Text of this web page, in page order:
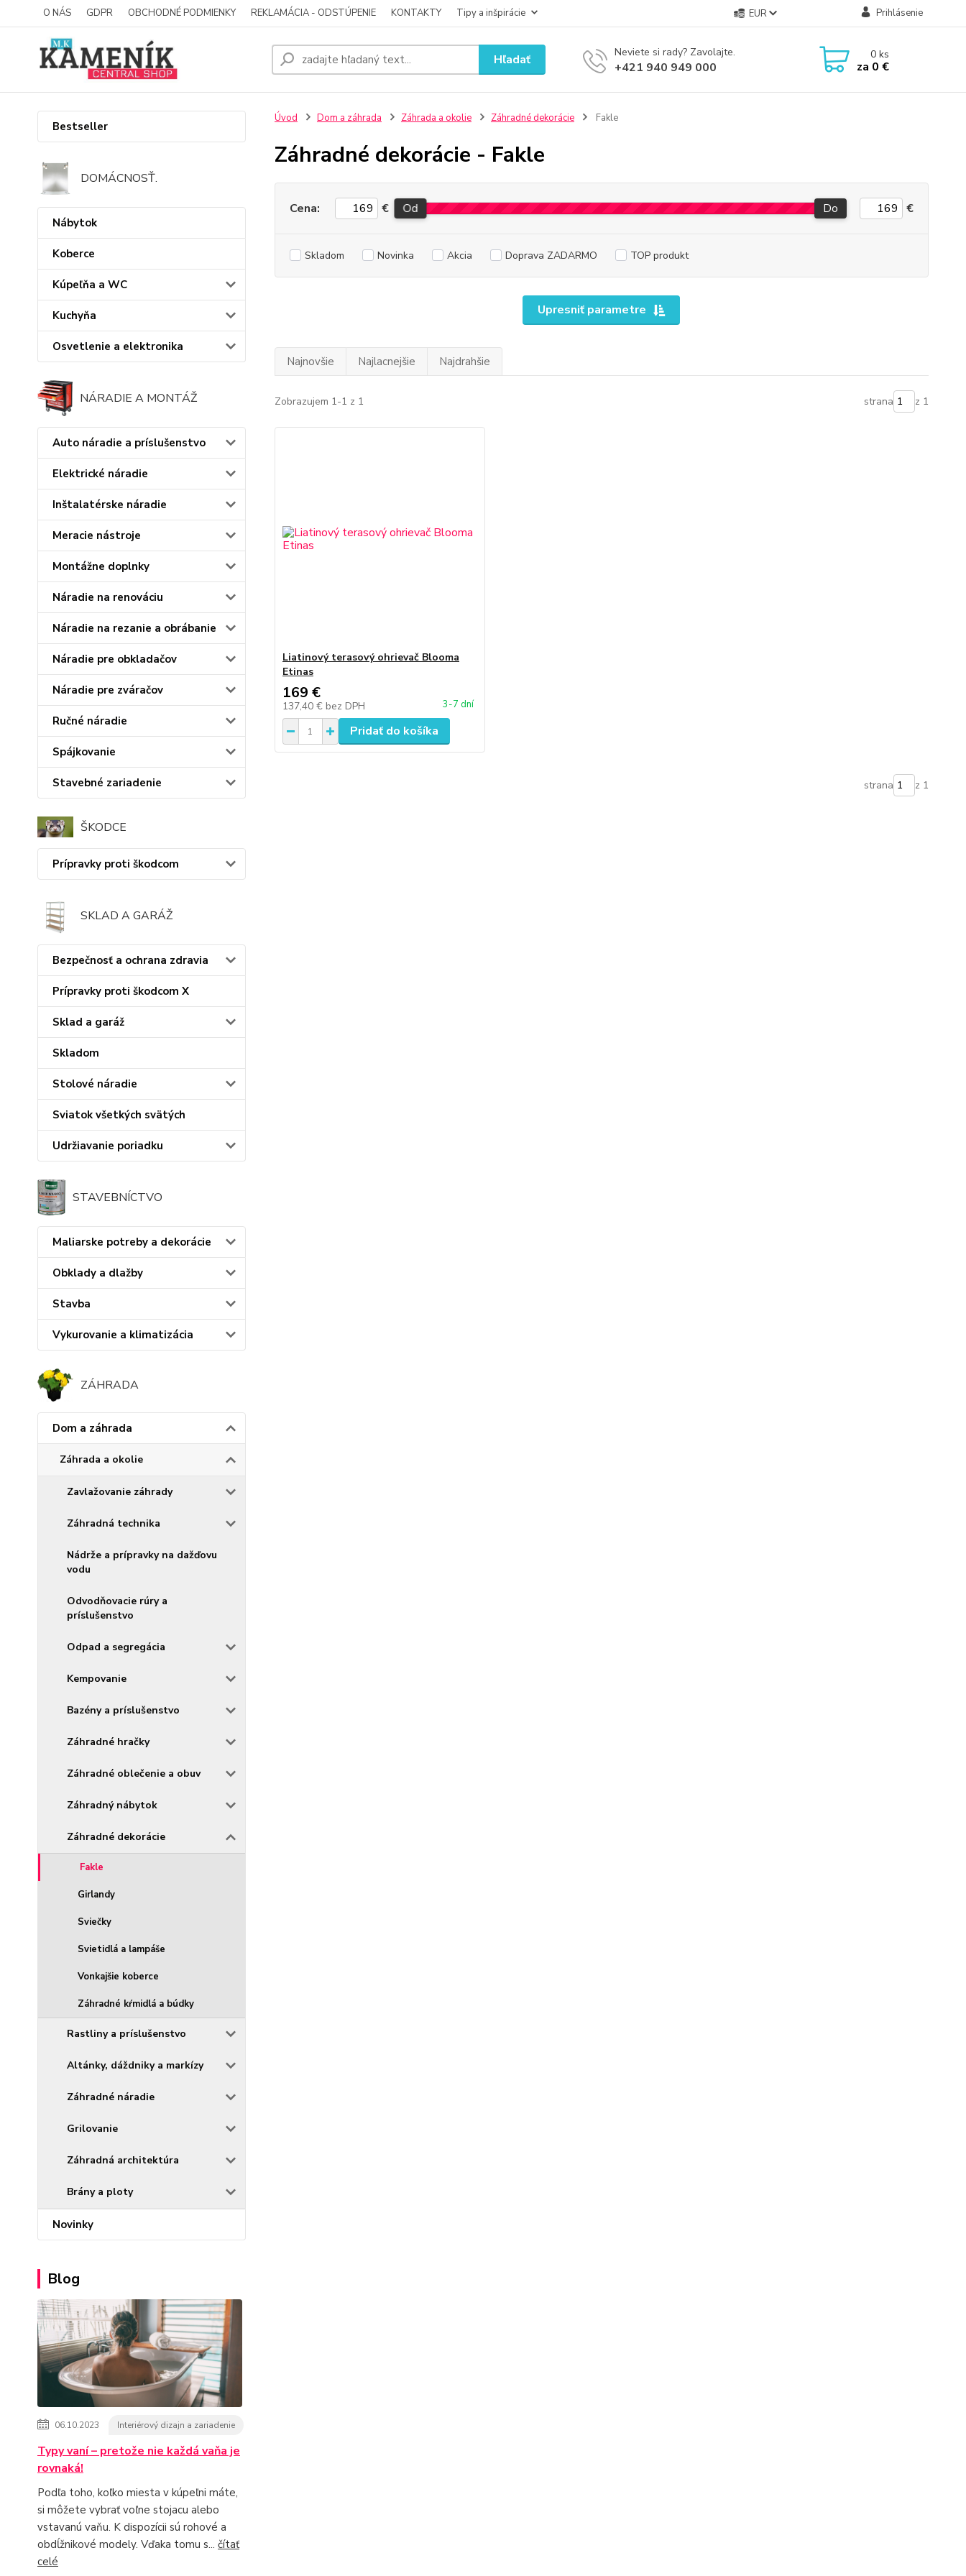
O NÁS GDPR OBCHODNÉ PODMIENKY REKLAMÁCIA - ODSTÚPENIE KONTAKTY Tipy a inšpirácie EUR Prihlásenie
Hľadať Neviete si rady? Zavolajte.
+421 940 949 000
0ks
za 0 €
Bestseller
DOMÁCNOSŤ.
Nábytok
Koberce
Kúpeľňa a WC
Kuchyňa
Osvetlenie a elektronika
NÁRADIE A MONTÁŽ
Auto náradie a príslušenstvo
Elektrické náradie
Inštalatérske náradie
Meracie nástroje
Montážne doplnky
Náradie na renováciu
Náradie na rezanie a obrábanie
Náradie pre obkladačov
Náradie pre zváračov
Ručné náradie
Spájkovanie
Stavebné zariadenie
ŠKODCE
Prípravky proti škodcom
SKLAD A GARÁŽ
Bezpečnosť a ochrana zdravia
Prípravky proti škodcom X
Sklad a garáž
Skladom
Stolové náradie
Sviatok všetkých svätých
Udržiavanie poriadku
STAVEBNÍCTVO
Maliarske potreby a dekorácie
Obklady a dlažby
Stavba
Vykurovanie a klimatizácia
ZÁHRADA
Dom a záhrada
Záhrada a okolie
Zavlažovanie záhrady
Záhradná technika
Nádrže a prípravky na dažďovu
vodu
Odvodňovacie rúry a
príslušenstvo
Odpad a segregácia
Kempovanie
Bazény a príslušenstvo
Záhradné hračky
Záhradné oblečenie a obuv
Záhradný nábytok
Záhradné dekorácie
Fakle
Girlandy
Sviečky
Svietidlá a lampáše
Vonkajšie koberce
Záhradné kŕmidlá a búdky
Rastliny a príslušenstvo
Altánky, dáždniky a markízy
Záhradné náradie
Grilovanie
Záhradná architektúra
Brány a ploty
Novinky
Blog
06.10.2023 Interiérový dizajn a zariadenie
Typy vaní – pretože nie každá vaňa je
rovnaká!
Podľa toho, koľko miesta v kúpeľni máte,
si môžete vybrať voľne stojacu alebo
vstavanú vaňu. K dispozícii sú rohové a
obdĺžnikové modely. Vďaka tomu s... čítať
celé
Úvod Dom a záhrada Záhrada a okolie Záhradné dekorácie Fakle
Záhradné dekorácie - Fakle
Upresniť parametre
Cena: € Od Do €
Skladom Novinka Akcia Doprava ZADARMO TOP produkt
Najnovšie Najlacnejšie Najdrahšie
Zobrazujem 1-1 z 1 strana z 1
Liatinový terasový ohrievač Blooma
Etinas
169 €
137,40 € bez DPH 3-7 dní
Pridať do košíka
strana z 1